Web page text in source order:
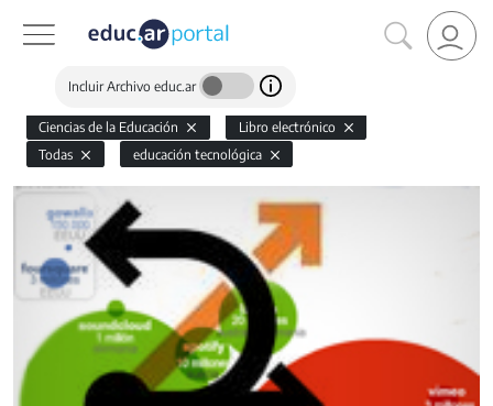
Incluir Archivo educ.ar
Ciencias de la Educación
Libro electrónico
Todas
educación tecnológica